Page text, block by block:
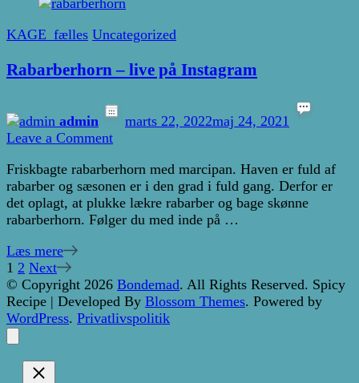
KAGE_fælles Uncategorized
Rabarberhorn – live på Instagram
admin marts 22, 2022maj 24, 2021
Leave a Commenton
–
live
på
Instagram
Friskbagte rabarberhorn med marcipan. Haven er fuld af
rabarber og sæsonen er i den grad i fuld gang. Derfor er
det oplagt, at plukke lækre rabarber og bage skønne
rabarberhorn. Følger du med inde på …
Læs mere
Indlægsinddeling
Page
1 Page
2 Next
© Copyright 2026 Bondemad. All Rights Reserved. Spicy
Recipe | Developed By Blossom Themes. Powered by
WordPress. Privatlivspolitik